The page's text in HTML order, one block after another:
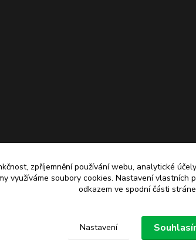
zpříjemnění používání webu, analytické
využíváme soubory cookies. Nastavení vlastních
odkazem ve spodní části
Nastavení